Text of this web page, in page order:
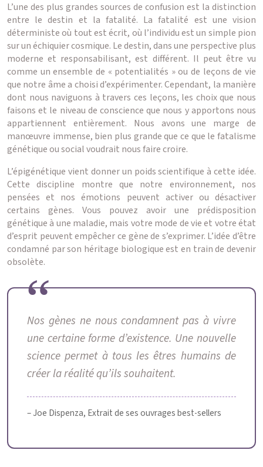
L’une des plus grandes sources de confusion est la distinction
entre le destin et la fatalité. La fatalité est une vision
déterministe où tout est écrit, où l’individu est un simple pion
sur un échiquier cosmique. Le destin, dans une perspective plus
moderne et responsabilisant, est différent. Il peut être vu
comme un ensemble de « potentialités » ou de leçons de vie
que notre âme a choisi d’expérimenter. Cependant, la manière
dont nous naviguons à travers ces leçons, les choix que nous
faisons et le niveau de conscience que nous y apportons nous
appartiennent entièrement. Nous avons une marge de
manœuvre immense, bien plus grande que ce que le fatalisme
génétique ou social voudrait nous faire croire.
L’épigénétique vient donner un poids scientifique à cette idée.
Cette discipline montre que notre environnement, nos
pensées et nos émotions peuvent activer ou désactiver
certains gènes. Vous pouvez avoir une prédisposition
génétique à une maladie, mais votre mode de vie et votre état
d’esprit peuvent empêcher ce gène de s’exprimer. L’idée d’être
condamné par son héritage biologique est en train de devenir
obsolète.
Nos gènes ne nous condamnent pas à vivre
une certaine forme d’existence. Une nouvelle
science permet à tous les êtres humains de
créer la réalité qu’ils souhaitent.
– Joe Dispenza, Extrait de ses ouvrages best-sellers